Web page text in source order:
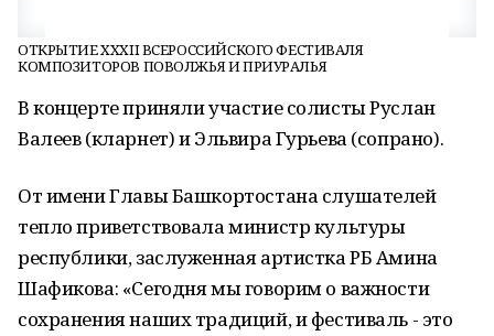
ОТКРЫТИЕ XXXII ВСЕРОССИЙСКОГО ФЕСТИВАЛЯ
КОМПОЗИТОРОВ ПОВОЛЖЬЯ И ПРИУРАЛЬЯ
В концерте приняли участие солисты Руслан
Валеев (кларнет) и Эльвира Гурьева (сопрано).
От имени Главы Башкортостана слушателей
тепло приветствовала министр культуры
республики, заслуженная артистка РБ Амина
Шафикова: «Сегодня мы говорим о важности
сохранения наших традиций, и фестиваль - это